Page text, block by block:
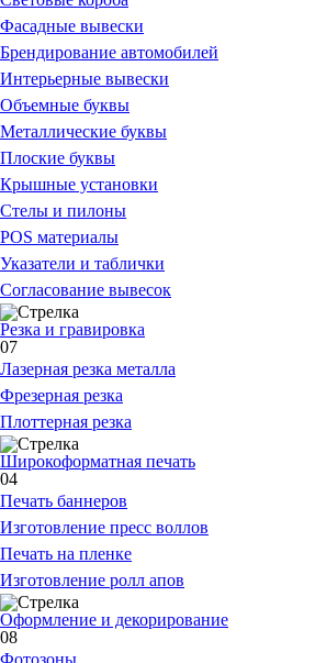
Фасадные вывески
Брендирование автомобилей
Интерьерные вывески
Объемные буквы
Металлические буквы
Плоские буквы
Крышные установки
Стелы и пилоны
POS материалы
Указатели и таблички
Согласование вывесок
Резка и гравировка
07
Лазерная резка металла
Фрезерная резка
Плоттерная резка
Широкоформатная печать
04
Печать баннеров
Изготовление пресс воллов
Печать на пленке
Изготовление ролл апов
Оформление и декорирование
08